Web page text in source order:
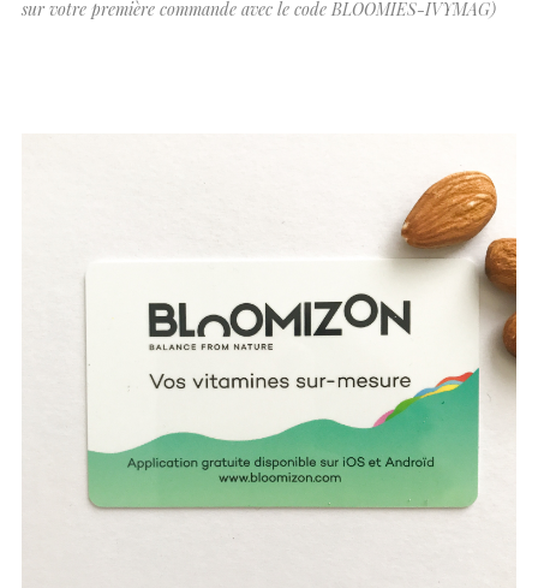
sur votre première commande avec le code BLOOMIES-IVYMAG)